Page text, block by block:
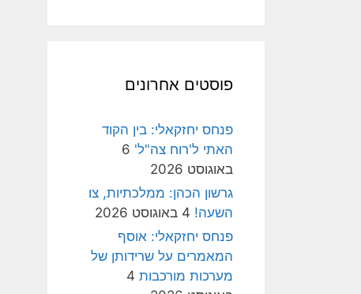
פוסטים אחרונים
פנחס יחזקאלי: בין הקוד
האתי ל'רוח צה"ל' 6
באוגוסט 2026
גרשון הכהן: ממלכתיות, צו
השעה! 4 באוגוסט 2026
פנחס יחזקאלי: אוסף
המאמרים על שרידותן של
מערכות מורכבות 4